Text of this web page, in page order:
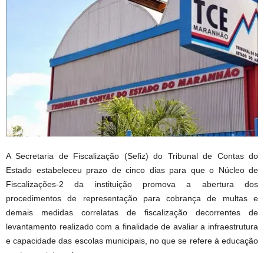
A Secretaria de Fiscalização (Sefiz) do Tribunal de Contas do
Estado estabeleceu prazo de cinco dias para que o Núcleo de
Fiscalizações-2 da instituição promova a abertura dos
procedimentos de representação para cobrança de multas e
demais medidas correlatas de fiscalização decorrentes de
levantamento realizado com a finalidade de avaliar a infraestrutura
e capacidade das escolas municipais, no que se refere à educação